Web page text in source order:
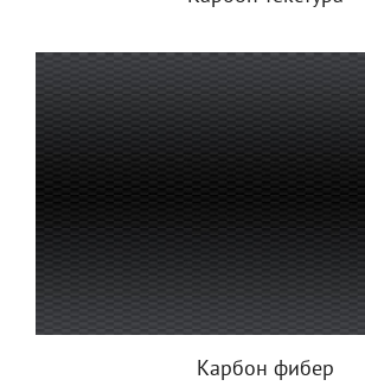
Карбон фибер